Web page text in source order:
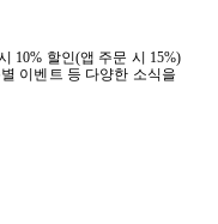
10% 할인(앱 주문 시 15%)
이벤트 등 다양한 소식을